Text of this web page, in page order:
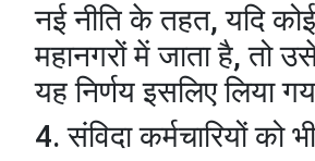
​नई नीति के तहत, यदि
महानगरों में जाता है, तो
यह निर्णय इसलिए लिया
​4. संविदा कर्मचारियों को